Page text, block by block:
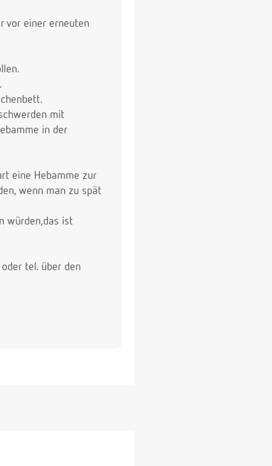
vor einer erneuten
mit
in der
eine Hebamme zur
wenn man zu spät
würden,das ist
tel. über den